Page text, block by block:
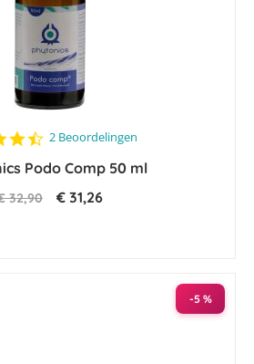
4.5
rating
2 Beoordelingen
Podo Comp 50 ml
32,90 € 31,26
-5 %